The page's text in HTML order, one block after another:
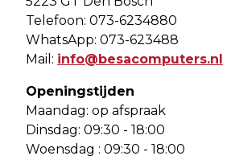
Telefoon: 073-6234880
WhatsApp: 073-623488
Mail: info@besacomputers.nl
Openingstijden
Maandag: op afspraak
Dinsdag: 09:30 - 18:00
Woensdag : 09:30 - 18:00